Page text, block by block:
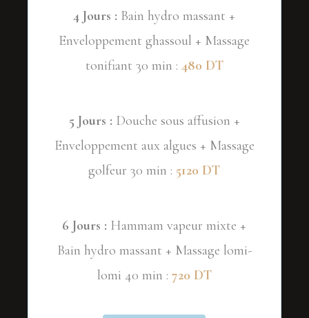
4 Jours : Bain hydro massant +
Enveloppement ghassoul + Massage
tonifiant 30 min : 480 DT
5 Jours : Douche sous affusion +
Enveloppement aux algues + Massage
golfeur 30 min : 5120 DT
6 Jours : Hammam vapeur mixte +
Bain hydro massant + Massage lomi-
lomi 40 min : 720 DT